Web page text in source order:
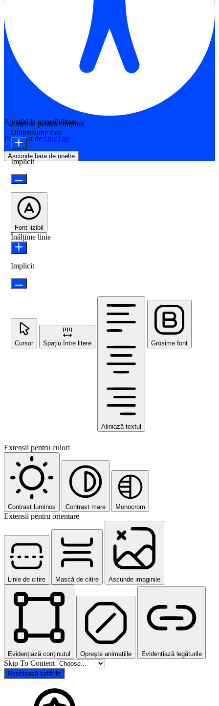
Ajustări la accesibilitate
Propulsat de OneTap
Ascunde bara de unelte
Extensii pentru conținut
Dimensiune font
Implicit
Font lizibil
Înălțime linie
Implicit
Cursor Spațiu între litere
Aliniază textul
Grosime font
Extensii pentru culori
Contrast luminos Contrast mare Monocrom
Extensii pentru orientare
Linie de citire Mască de citire Ascunde imaginile
Evidențiază conținutul Oprește animațiile Evidențiază legăturile
Skip To Content
Resetează setările